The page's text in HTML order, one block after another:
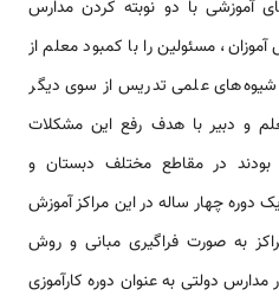
با دو نوبته کردن مدارس
مسئولین را با کمبود معلم از
علمی تدریس از سوی دیگر
و دبیر با هدف رفع این مشکلات
در مقاطع مختلف دبستان و
دوره چهار ساله در این مراکز آموزش
به صورت فراگیری مبانی و روش
دولتی به عنوان دوره کارآموزی